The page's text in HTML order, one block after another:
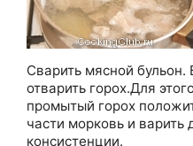
Сварить мясной бульон.
отварить горох.Для
промытый горох
части морковь и варить
консистенции.